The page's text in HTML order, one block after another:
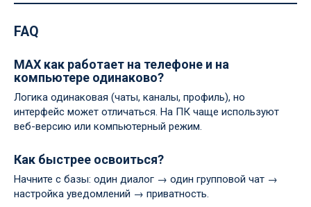
FAQ
MAX как работает на телефоне и на
компьютере одинаково?
Логика одинаковая (чаты, каналы, профиль), но
интерфейс может отличаться. На ПК чаще используют
веб-версию или компьютерный режим.
Как быстрее освоиться?
Начните с базы: один диалог → один групповой чат →
настройка уведомлений → приватность.